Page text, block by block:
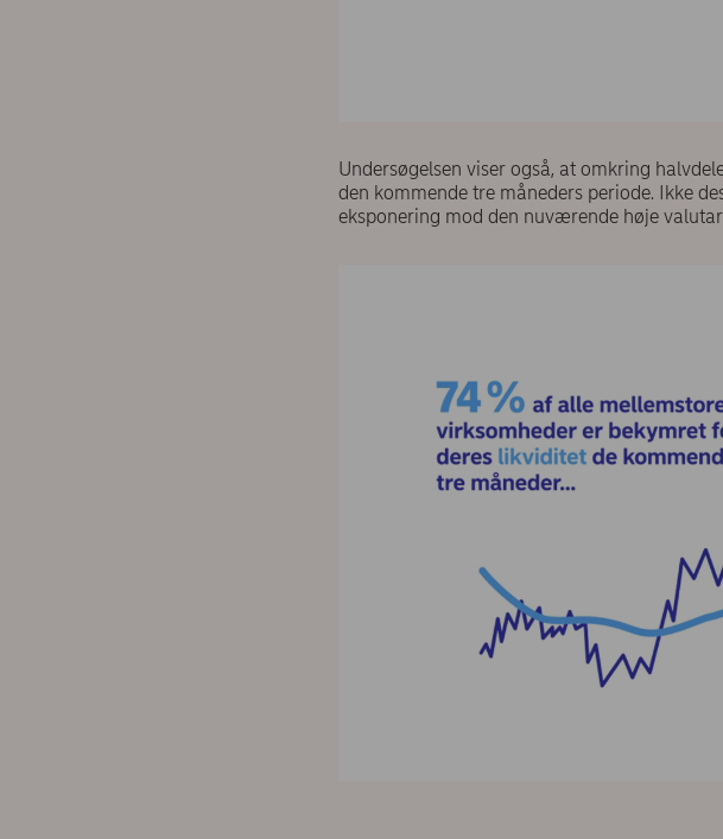
Undersøgelsen viser også, at omkring
den kommende tre måneders periode. Ikke
eksponering mod den nuværende høje